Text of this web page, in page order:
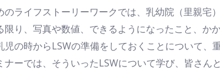
ライフストーリーワークでは、乳幼院（里親宅
限り、写真や数値、できるようになったこと、か
児の時からLSWの準備をしておくことについて、
ナーでは、そういったLSWについて学び、皆さん